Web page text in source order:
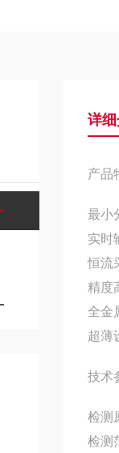
详
产品
最小
实时
恒流
精度
全金
超薄
技术
检测
检测